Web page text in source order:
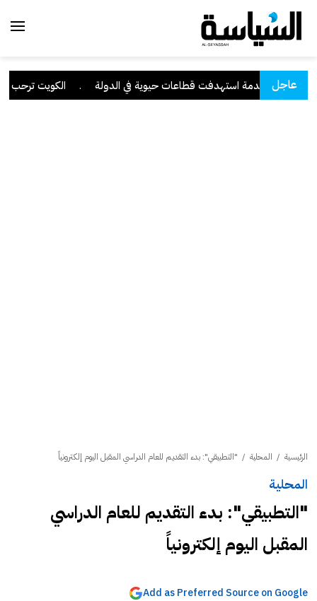
عاجلمتقدمة استهدفت قطاعات حيوية في الدولة الكويت ترحب
الرئيسية / المحلية / "التطبيقي": بدء التقديم للعام الدراسي المقبل اليوم إلكترونياً
المحلية
"التطبيقي": بدء التقديم للعام الدراسي
المقبل اليوم إلكترونياً
Add as Preferred Source on Google